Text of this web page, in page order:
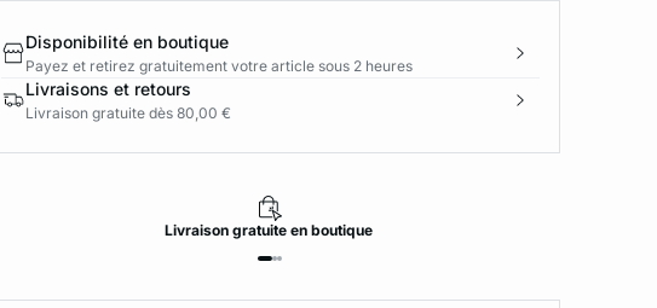
Disponibilité en boutique
Payez et retirez gratuitement votre article sous 2 heures
Livraisons et retours
Livraison gratuite dès 80,00 €
Livraison gratuite en boutique